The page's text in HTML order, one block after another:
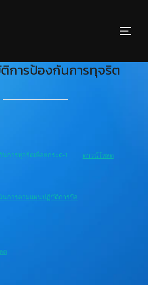
การป้องกันการทุจริต
การทุจริตเพื่อยกระด-1 ดาวน์โหลด
นการตามแผนปฏิบัติการป้อ
ด